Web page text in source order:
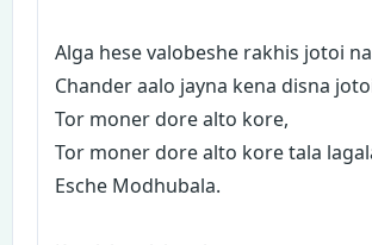
Alga hese valobeshe rakhis jotoi
Chander aalo jayna kena disna
Tor moner dore alto kore,
Tor moner dore alto kore tala
Esche Modhubala.